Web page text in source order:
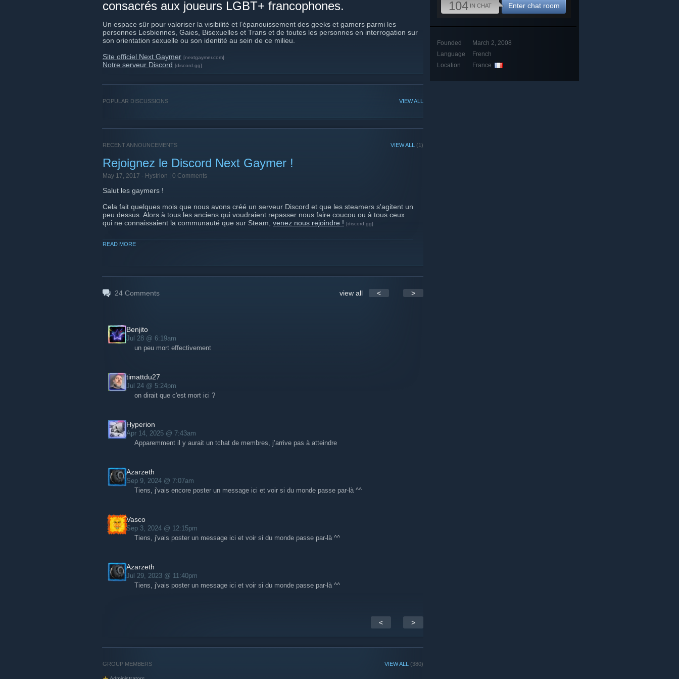
consacrés aux joueurs LGBT+ francophones.
Un espace sûr pour valoriser la visibilité et l’épanouissement des geeks et gamers parmi les
personnes Lesbiennes, Gaies, Bisexuelles et Trans et de toutes les personnes en interrogation sur
son orientation sexuelle ou son identité au sein de ce milieu.
Site officiel Next Gaymer [nextgaymer.com]
Notre serveur Discord [discord.gg]
VIEW ALL
POPULAR DISCUSSIONS
VIEW ALL (1)
RECENT ANNOUNCEMENTS
Rejoignez le Discord Next Gaymer !
May 17, 2017 - Hystrion | 0 Comments
Salut les gaymers !
Cela fait quelques mois que nous avons créé un serveur Discord et que les steamers s'agitent un
peu dessus. Alors à tous les anciens qui voudraient repasser nous faire coucou ou à tous ceux
qui ne connaissaient la communauté que sur Steam, venez nous rejoindre ! [discord.gg]
[nextgaymer.com]
READ MORE
24 Comments view all < >
Benjito
Jul 28 @ 6:19am
un peu mort effectivement
timattdu27
Jul 24 @ 5:24pm
on dirait que c'est mort ici ?
Hyperion
Apr 14, 2025 @ 7:43am
Apparemment il y aurait un tchat de membres, j’arrive pas à atteindre
Azarzeth
Sep 9, 2024 @ 7:07am
Tiens, j'vais encore poster un message ici et voir si du monde passe par-là ^^
Vasco
Sep 3, 2024 @ 12:15pm
Tiens, j'vais poster un message ici et voir si du monde passe par-là ^^
Azarzeth
Jul 29, 2023 @ 11:40pm
Tiens, j'vais poster un message ici et voir si du monde passe par-là ^^
< >
VIEW ALL (380)
GROUP MEMBERS
104 IN CHAT Enter chat room
Founded
March 2, 2008
Language
French
Location
France